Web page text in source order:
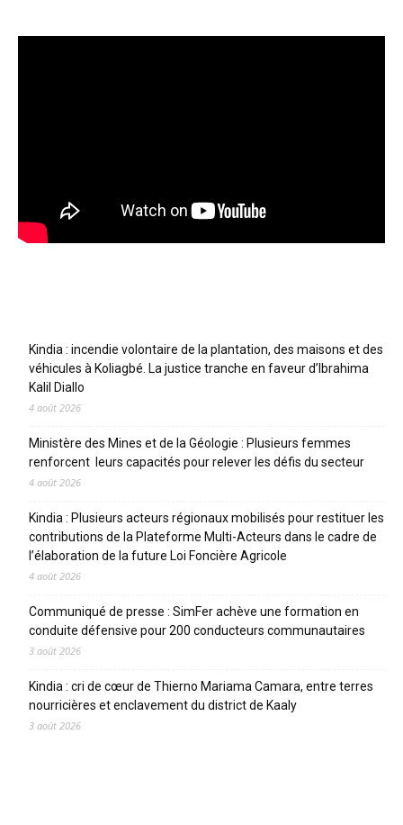
Kindia : incendie volontaire de la plantation, des maisons et des
véhicules à Koliagbé. La justice tranche en faveur d’Ibrahima
Kalil Diallo
4 août 2026
Ministère des Mines et de la Géologie : Plusieurs femmes
renforcent leurs capacités pour relever les défis du secteur
4 août 2026
Kindia : Plusieurs acteurs régionaux mobilisés pour restituer les
contributions de la Plateforme Multi-Acteurs dans le cadre de
l’élaboration de la future Loi Foncière Agricole
4 août 2026
Communiqué de presse : SimFer achève une formation en
conduite défensive pour 200 conducteurs communautaires
3 août 2026
Kindia : cri de cœur de Thierno Mariama Camara, entre terres
nourricières et enclavement du district de Kaaly
3 août 2026